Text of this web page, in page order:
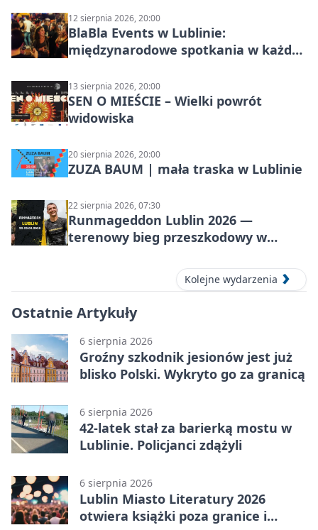
12 sierpnia 2026, 20:00
BlaBla Events w Lublinie:
międzynarodowe spotkania w każdą
13 sierpnia 2026, 20:00
SEN O MIEŚCIE – Wielki powrót
widowiska
20 sierpnia 2026, 20:00
ZUZA BAUM | mała traska w Lublinie
22 sierpnia 2026, 07:30
Runmageddon Lublin 2026 —
terenowy bieg przeszkodowy w
Kolejne wydarzenia
Ostatnie Artykuły
6 sierpnia 2026
Groźny szkodnik jesionów jest już
blisko Polski. Wykryto go za granicą
6 sierpnia 2026
42-latek stał za barierką mostu w
Lublinie. Policjanci zdążyli
6 sierpnia 2026
Lublin Miasto Literatury 2026
otwiera książki poza granice i